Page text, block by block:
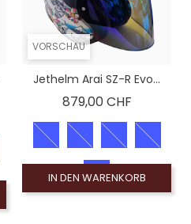
VORSCHAU
Jethelm Arai SZ-R Evo...
879,00 CHFPreis
IN DEN WARENKORB